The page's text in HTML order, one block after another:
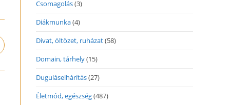
Csomagolás(3)
Diákmunka(4)
Divat, öltözet, ruházat(58)
Domain, tárhely(15)
Duguláselhárítás(27)
Életmód, egészség(487)